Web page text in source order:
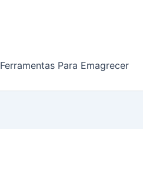
Ferramentas Para Emagrecer